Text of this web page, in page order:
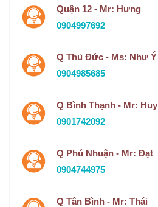
Quận 12 - Mr: Hưng
0904997692
Q Thủ Đức - Ms: Như Ý
0904985685
Q Bình Thạnh - Mr: Huy
0901742092
Q Phú Nhuận - Mr: Đạt
0904744975
Q Tân Bình - Mr: Thái